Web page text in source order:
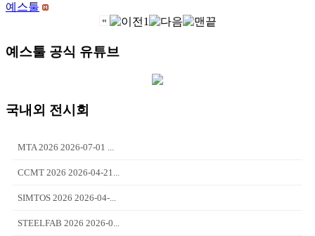
예스툴
1
예스툴 공식 유튜브
국내외 전시회
MTA 2026 2026-07-01 ...
CCMT 2026 2026-04-21...
SIMTOS 2026 2026-04-...
STEELFAB 2026 2026-0...